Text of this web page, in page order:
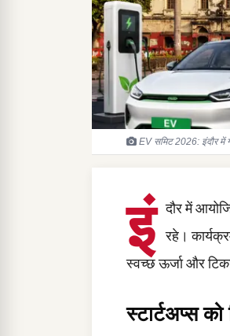
EV समिट 2026: इंदौर में
इं
दौर में
रहे।
स्वच्छ ऊर्जा और
स्टार्टअप्स